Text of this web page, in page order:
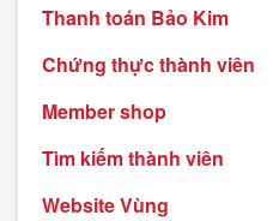
Thanh toán Bảo Kim
Chứng thực thành viên
Member shop
Tìm kiếm thành viên
Website Vùng